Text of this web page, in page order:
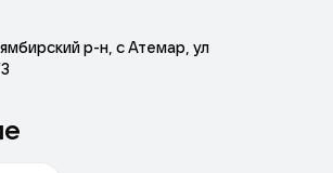
р-н, с Атемар, ул